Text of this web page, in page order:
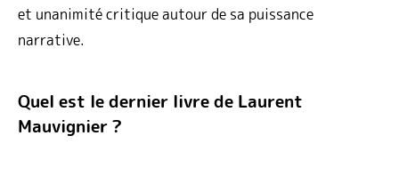
et unanimité critique autour de sa puissance
narrative.
Quel est le dernier livre de Laurent
Mauvignier ?